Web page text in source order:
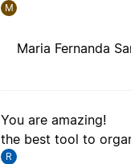
M
Maria Fernanda
You are amazing!
the best tool to
R